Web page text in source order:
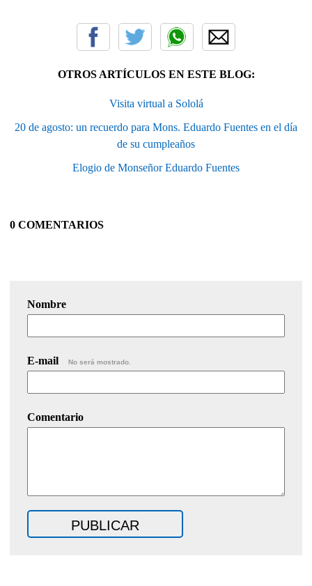
OTROS ARTÍCULOS EN ESTE BLOG:
Visita virtual a Sololá
20 de agosto: un recuerdo para Mons. Eduardo Fuentes en el día
de su cumpleaños
Elogio de Monseñor Eduardo Fuentes
0 COMENTARIOS
Nombre
E-mail No será mostrado.
Comentario